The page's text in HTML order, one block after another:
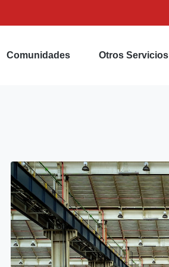
Comunidades Otros Servicios